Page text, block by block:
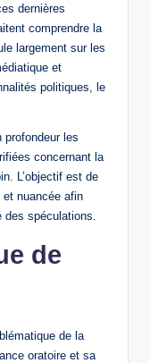
dernières
comprendre la
largement sur les
et
politiques, le
profondeur les
concernant la
L’objectif est de
nuancée afin
spéculations.
de
de la
oratoire et sa